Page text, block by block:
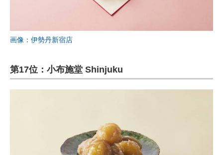
画像：伊勢丹新宿店
第17位：小布施堂 Shinjuku